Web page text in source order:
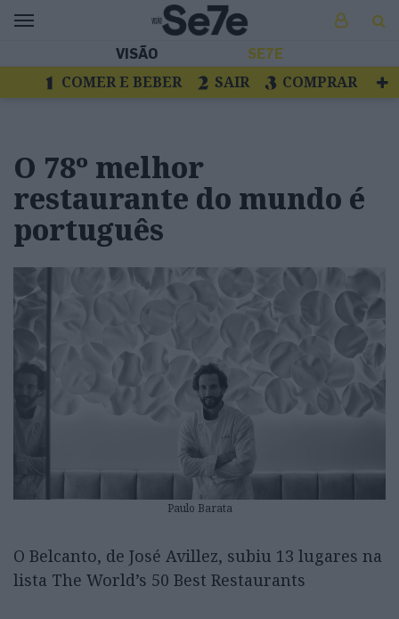
VISÃO SE7E
COMER E BEBER SAIR
COMPRAR
O 78º melhor
restaurante do mundo é
português
Paulo Barata
O Belcanto, de José Avillez, subiu 13 lugares na
lista The World’s 50 Best Restaurants